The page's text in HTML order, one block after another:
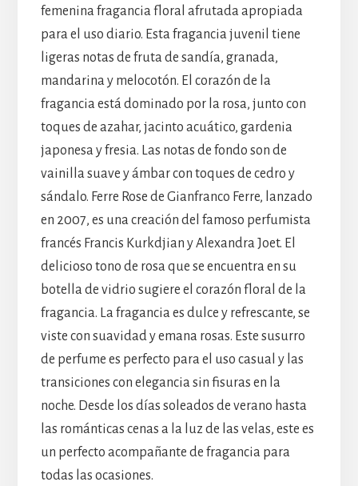
femenina fragancia floral afrutada apropiada
para el uso diario. Esta fragancia juvenil tiene
ligeras notas de fruta de sandía, granada,
mandarina y melocotón. El corazón de la
fragancia está dominado por la rosa, junto con
toques de azahar, jacinto acuático, gardenia
japonesa y fresia. Las notas de fondo son de
vainilla suave y ámbar con toques de cedro y
sándalo. Ferre Rose de Gianfranco Ferre, lanzado
en 2007, es una creación del famoso perfumista
francés Francis Kurkdjian y Alexandra Joet. El
delicioso tono de rosa que se encuentra en su
botella de vidrio sugiere el corazón floral de la
fragancia. La fragancia es dulce y refrescante, se
viste con suavidad y emana rosas. Este susurro
de perfume es perfecto para el uso casual y las
transiciones con elegancia sin fisuras en la
noche. Desde los días soleados de verano hasta
las románticas cenas a la luz de las velas, este es
un perfecto acompañante de fragancia para
todas las ocasiones.